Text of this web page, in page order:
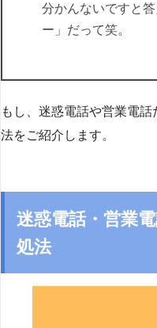
分かんないですと
ー」だって笑。
もし、迷惑電話や営業電
法をご紹介します。
迷惑電話・営業
処法